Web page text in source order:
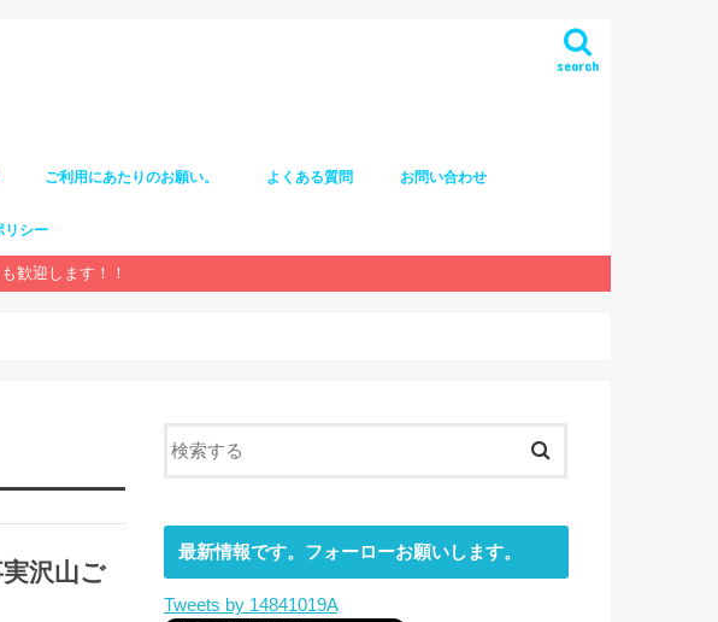
search
ご利用にあたりのお願い。 よくある質問 お問い合わせ
リシー
歓迎します！！
沢山ご
最新情報です。フォーローお願いします。
Tweets by 14841019A